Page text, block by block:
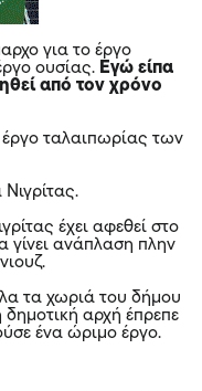
για το έργο
ουσίας. Εγώ είπα
από τον χρόνο
έργο ταλαιπωρίας των
έχει αφεθεί στο
γίνει ανάπλαση πλην
τα χωριά του δήμου
δημοτική αρχή έπρεπε
ένα ώριμο έργο.